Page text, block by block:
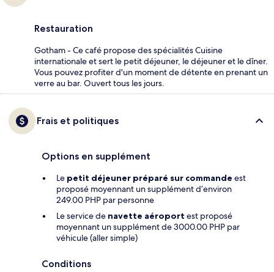
Restauration
Gotham - Ce café propose des spécialités Cuisine
internationale et sert le petit déjeuner, le déjeuner et le dîner.
Vous pouvez profiter d'un moment de détente en prenant un
verre au bar. Ouvert tous les jours.
Frais et politiques
Options en supplément
Le petit déjeuner préparé sur commande est
proposé moyennant un supplément d’environ
249.00 PHP par personne
Le service de navette aéroport est proposé
moyennant un supplément de 3000.00 PHP par
véhicule (aller simple)
Conditions